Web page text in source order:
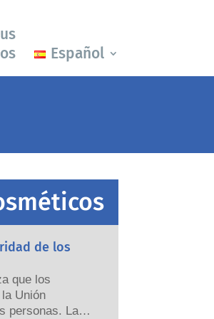
Español
de los
que los
Unión
personas. Las